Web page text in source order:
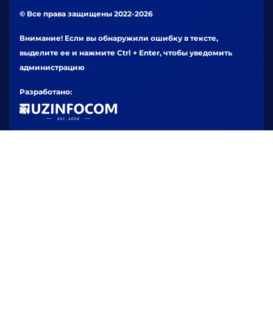
© Все права защищены 2022-2026
Внимание! Если вы обнаружили ошибку в тексте,
выделите ее и нажмите Ctrl + Enter, чтобы уведомить
администрацию
Разработано: